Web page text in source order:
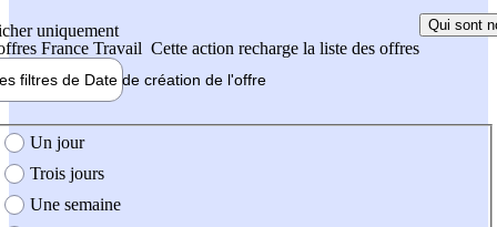
uniquement
France Travail Cette action recharge la liste des offres
Qui sont
filtres de Date de création de l'offre
création de l'offre
Un jour
Trois jours
Une semaine